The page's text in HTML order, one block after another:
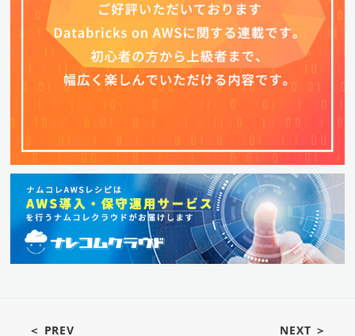
＜ PREV NEXT ＞